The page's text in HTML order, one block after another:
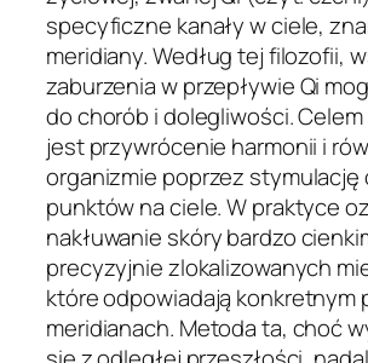
specyficzne kanały w ciele,
meridiany. Według tej filozofii,
zaburzenia w przepływie Qi
do chorób i dolegliwości.
jest przywrócenie harmonii i
organizmie poprzez stymulację
punktów na ciele. W praktyce
nakłuwanie skóry bardzo
precyzyjnie zlokalizowanych
które odpowiadają konkretnym
meridianach. Metoda ta, choć